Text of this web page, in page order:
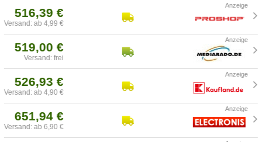
516,39 €
Versand: ab 4,99 €
519,00 €
Versand: frei
526,93 €
Versand: ab 4,90 €
651,94 €
Versand: ab 6,90 €